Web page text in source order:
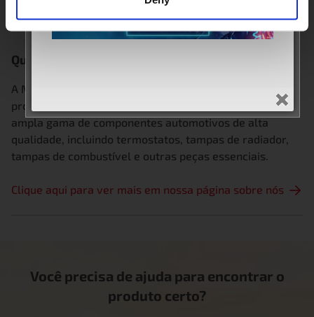
Quem é a MotoRad?
A MotoRad.com é uma fabricante B2B especializada em
produtos automotivos. Projetamos e produzimos uma
ampla gama de componentes automotivos de alta
qualidade, incluindo termostatos, tampas de radiador,
tampas de combustível e outras peças essenciais.
Clique aqui para ver mais em nossa página sobre nós
Você precisa de ajuda para encontrar o
produto certo?